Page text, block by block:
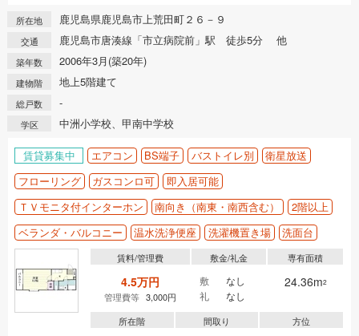
所在地 鹿児島県鹿児島市上荒田町２６－９
交通 鹿児島市唐湊線「市立病院前」駅 徒歩5分 他
築年数 2006年3月(築20年)
建物階 地上5階建て
総戸数 -
学区 中洲小学校、甲南中学校
賃貸募集中 エアコン BS端子 バストイレ別
衛星放送
フローリング
ガスコンロ可
即入居可能
ＴＶモニタ付インターホン
南向き（南東・南西含む）
2階以上
ベランダ・バルコニー
温水洗浄便座 洗濯機置き場 洗面台
賃料/管理費
4.5万円
管理費等 3,000円
敷金/礼金
敷
なし
礼
なし
専有面積
24.36m2
所在階 間取り 方位